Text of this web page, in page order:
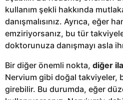
kullanım şekli hakkında
danışmalısınız. Ayrıca, eğer
emziriyorsanız, bu tür
doktorunuza danışmayı asla
Bir diğer önemli nokta, diğer
Nervium gibi doğal takviyeler,
girebilir. Bu durumda, eğer